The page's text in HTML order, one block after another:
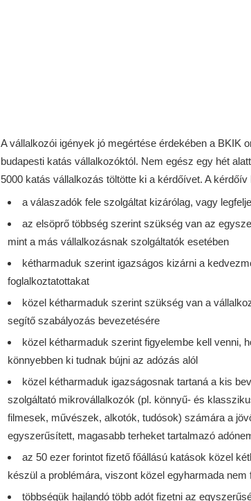
A vállalkozói igények jó megértése érdekében a BKIK
budapesti katás vállalkozóktól. Nem egész egy hét
5000 katás vállalkozás töltötte ki a kérdőívet. A kérdőív
a válaszadók fele szolgáltat kizárólag, vagy
az elsöprő többség szerint szükség van az
mint a más vállalkozásnak szolgáltatók esetében
kétharmaduk szerint igazságos kizárni a
foglalkoztatottakat
közel kétharmaduk szerint szükség van a
segítő szabályozás bevezetésére
közel kétharmaduk szerint figyelembe kell venni,
könnyebben ki tudnak bújni az adózás alól
közel kétharmaduk igazságosnak tartaná a kis
szolgáltató mikrovállalkozók (pl. könnyű- és
filmesek, művészek, alkotók, tudósok) számára a
egyszerűsített, magasabb terheket tartalmazó
az 50 ezer forintot fizető főállású katások közel
készül a problémára, viszont közel egyharmada nem
többségük hajlandó több adót fizetni az